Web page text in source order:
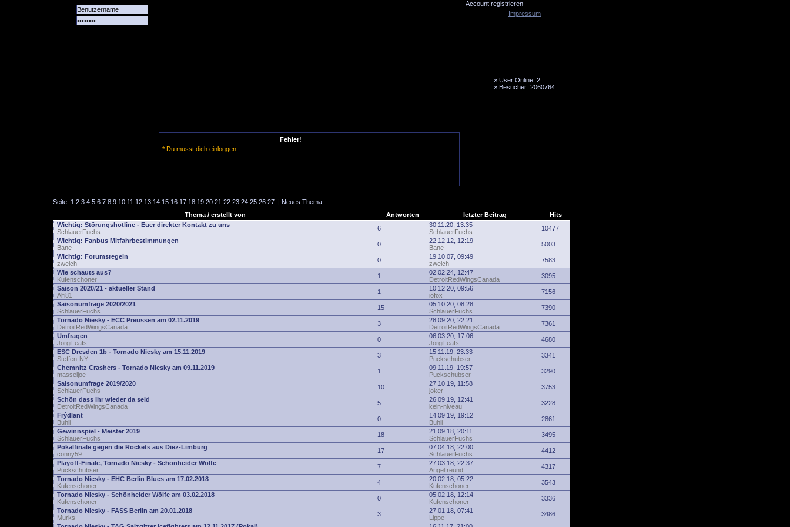
Account registrieren
» User Online: 2
» Besucher: 2060764
Fehler!
* Du musst dich einloggen.
Seite: 1 2 3 4 5 6 7 8 9 10 11 12 13 14 15 16 17 18 19 20 21 22 23 24 25 26 27 | Neues Thema
Thema / erstellt von
Antworten letzter Beitrag
Hits
Wichtig: Störungshotline - Euer direkter Kontakt zu uns
SchlauerFuchs
6
30.11.20, 13:35
SchlauerFuchs
10477
Wichtig: Fanbus Mitfahrbestimmungen
Bane
0
22.12.12, 12:19
Bane
5003
Wichtig: Forumsregeln
zwelch
0
19.10.07, 09:49
zwelch
7583
Wie schauts aus?
Kufenschoner
1
02.02.24, 12:47
DetroitRedWingsCanada
3095
Saison 2020/21 - aktueller Stand
Alfi81
1
10.12.20, 09:56
iofox
7156
Saisonumfrage 2020/2021
SchlauerFuchs
15
05.10.20, 08:28
SchlauerFuchs
7390
Tornado Niesky - ECC Preussen am 02.11.2019
DetroitRedWingsCanada
3
28.09.20, 22:21
DetroitRedWingsCanada
7361
Umfragen
JörgiLeafs
0
06.03.20, 17:06
JörgiLeafs
4680
ESC Dresden 1b - Tornado Niesky am 15.11.2019
Steffen-NY
3
15.11.19, 23:33
Puckschubser
3341
Chemnitz Crashers - Tornado Niesky am 09.11.2019
masseljoe
1
09.11.19, 19:57
Puckschubser
3290
Saisonumfrage 2019/2020
SchlauerFuchs
10
27.10.19, 11:58
joker
3753
Schön dass Ihr wieder da seid
DetroitRedWingsCanada
5
26.09.19, 12:41
kein-niveau
3228
Frýdlant
Buhli
0
14.09.19, 19:12
Buhli
2861
Gewinnspiel - Meister 2019
SchlauerFuchs
18
21.09.18, 20:11
SchlauerFuchs
3495
Pokalfinale gegen die Rockets aus Diez-Limburg
conny59
17
07.04.18, 22:00
SchlauerFuchs
4412
Playoff-Finale, Tornado Niesky - Schönheider Wölfe
Puckschubser
7
27.03.18, 22:37
Angelfreund
4317
Tornado Niesky - EHC Berlin Blues am 17.02.2018
Kufenschoner
4
20.02.18, 05:22
Kufenschoner
3543
Tornado Niesky - Schönheider Wölfe am 03.02.2018
Kufenschoner
0
05.02.18, 12:14
Kufenschoner
3336
Tornado Niesky - FASS Berlin am 20.01.2018
Murks
3
27.01.18, 07:41
Lippe
3486
Impressum